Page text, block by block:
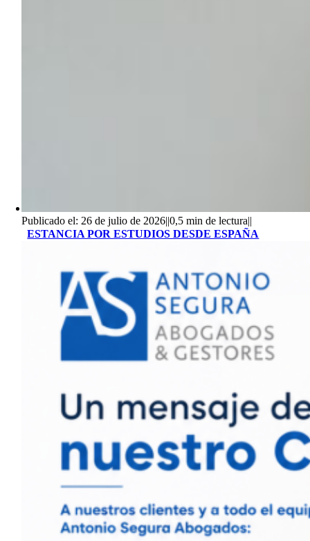
Publicado el: 26 de julio de 2026||0,5 min de lectura||
ESTANCIA POR ESTUDIOS DESDE ESPAÑA